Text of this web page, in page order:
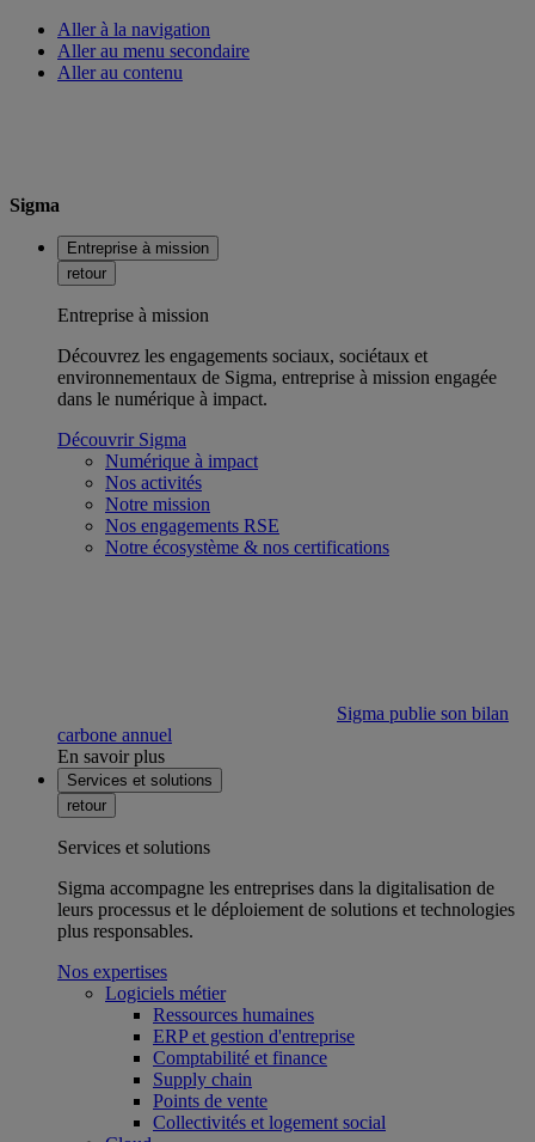
Aller à la navigation
Aller au menu secondaire
Aller au contenu
Sigma
Entreprise à mission
retour
Entreprise à mission
Découvrez les engagements sociaux, sociétaux et
environnementaux de Sigma, entreprise à mission engagée
dans le numérique à impact.
Découvrir Sigma
Numérique à impact
Nos activités
Notre mission
Nos engagements RSE
Notre écosystème & nos certifications
Sigma publie son bilan
carbone annuel
En savoir plus
Services et solutions
retour
Services et solutions
Sigma accompagne les entreprises dans la digitalisation de
leurs processus et le déploiement de solutions et technologies
plus responsables.
Nos expertises
Logiciels métier
Ressources humaines
ERP et gestion d'entreprise
Comptabilité et finance
Supply chain
Points de vente
Collectivités et logement social